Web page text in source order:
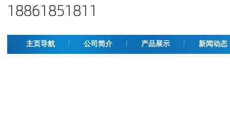
主页导航 公司简介 产品展示 新闻动态